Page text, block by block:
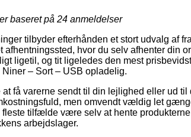
baseret på 24 anmeldelser
tilbyder efterhånden et stort udvalg af
afhentningssted, hvor du selv afhenter din
ligetil, og tit ligeledes den mest
– Sort – USB opladelig.
få varerne sendt til din lejlighed eller ud
men omvendt vældig let
tilfælde være selv at hente
arbejdslager.